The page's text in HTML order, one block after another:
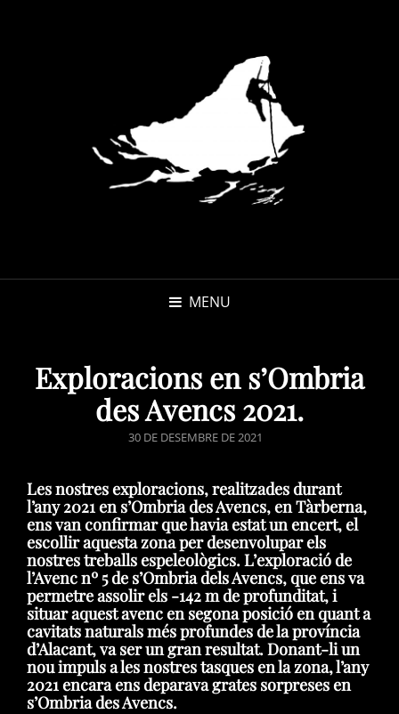
MENU
Exploracions en s’Ombria
des Avencs 2021.
POSTED
30 DE DESEMBRE DE 2021
Les nostres exploracions, realitzades durant
l’any 2021 en s’Ombria des Avencs, en Tàrberna,
ens van confirmar que havia estat un encert, el
escollir aquesta zona per desenvolupar els
nostres treballs espeleològics. L’exploració de
l’Avenc nº 5 de s’Ombria dels Avencs, que ens va
permetre assolir els -142 m de profunditat, i
situar aquest avenc en segona posició en quant a
cavitats naturals més profundes de la província
d’Alacant, va ser un gran resultat. Donant-li un
nou impuls a les nostres tasques en la zona, l’any
2021 encara ens deparava grates sorpreses en
s’Ombria des Avencs.